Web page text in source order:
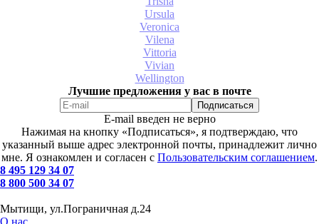
Ursula
Veronica
Vilena
Vittoria
Vivian
Wellington
Лучшие предложения у вас в почте
E-mail введен не верно
Нажимая на кнопку «Подписаться», я подтверждаю, что
указанный выше адрес электронной почты, принадлежит лично
мне. Я ознакомлен и согласен с Пользовательским соглашением.
8 495 129 34 07
8 800 500 34 07
Мытищи, ул.Пограничная д.24
О нас